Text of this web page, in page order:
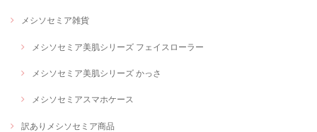
メシソセミア雑貨
メシソセミア美肌シリーズ フェイスローラー
メシソセミア美肌シリーズ かっさ
メシソセミアスマホケース
訳ありメシソセミア商品